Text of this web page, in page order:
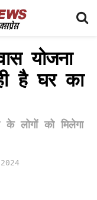
योजना
है घर का
लोगों को मिलेगा